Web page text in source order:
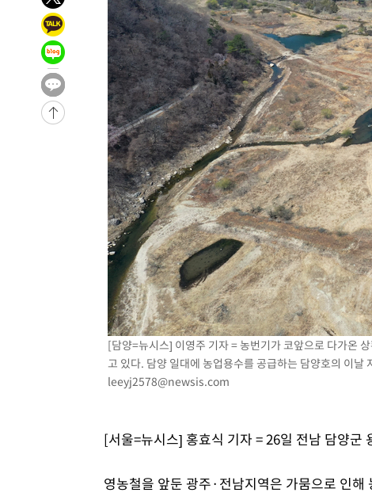
-25514초 전 >
낮 최고 35도 '무더위'…동해안 시간당 30㎜ '강한 비'[내일
-24784초 전 >
[속보]이강인 "감독님이 원하는 마음 느꼈고, 많은 트로피 원
틀레티코 이적"
-24566초 전 >
수도권 40도 육박 '펄펄'…동해안 일부 지역엔 호의주의보
-23535초 전 >
온열질환 사망자 3명 늘어…누적 환자 3000명 돌파
-17480초 전 >
강릉에 시간당 81.4㎜ 물폭탄…도로 잠기고 담벼락 붕괴
-13587초 전 >
백운산서 80년근 천종산삼 9뿌리 발견…감정가 1.3억원
선재도서 해루질 나섰다 실종 60대, 닷새 만에 숨진 채 발견
남자 농구, 나고야 아시안게임서 '홈팀' 일본과 한일전
여수 오동도 해상서 모터보트 전복…1명 사망·1명 실종
극한폭염 한풀 꺾이지만…'낮 최고 35도' 무더위, 열대야 계속
축구협회 "압수수색·성접대 논란 사과…쇄신의 기회로 삼겠
[속보]'압수수색·성접대 논란' 축구협회 "실망과 걱정 안겨드려
'최고 37도' 폭염 지속…강원동해안 최대 150㎜ 비
[속보]뉴욕증시 상승 마감…S&P 0.6% 나스닥 1.3%↑
[담양=뉴시스] 이영주 기자 = 농번기가 코앞으로 다가온
고 있다. 담양 일대에 농업용수를 공급하는 담양호의 이
leeyj2578@newsis.com
[서울=뉴시스] 홍효식 기자 = 26일 전남 담양군
영농철을 앞둔 광주·전남지역은 가뭄으로 인